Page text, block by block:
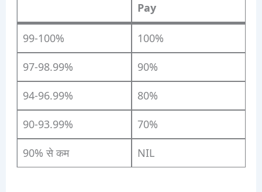
Pay
99-100% 100%
97-98.99% 90%
94-96.99% 80%
90-93.99% 70%
90% से कम NIL